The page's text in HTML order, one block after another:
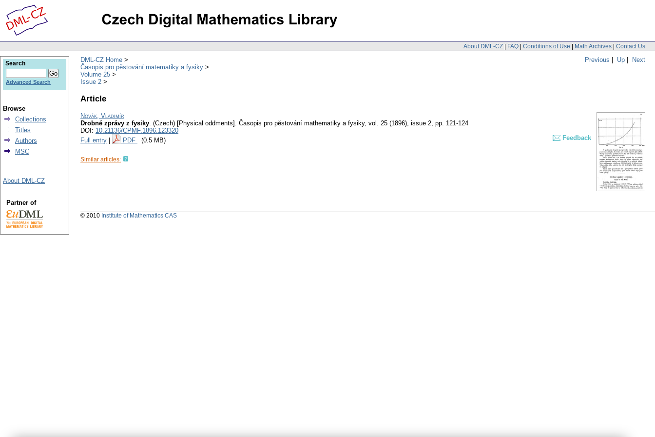
About DML-CZ | FAQ | Conditions of Use | Math Archives | Contact Us
Previous | Up | Next
DML-CZ Home
Časopis pro pěstování matematiky a fysiky
Volume 25
Issue 2
Article
Novák, Vladimír
Drobné zprávy z fysiky. (Czech) [Physical oddments]. Časopis pro pěstování mathematiky a fysiky, vol. 25 (1896), issue 2, pp. 121-124
DOI: 10.21136/CPMF.1896.123320
Full entry
PDF (0.5 MB) Feedback
Similar articles:
Search
Advanced Search
Browse
Collections
Titles
Authors
MSC
About DML-CZ
Partner of
© 2010 Institute of Mathematics CAS